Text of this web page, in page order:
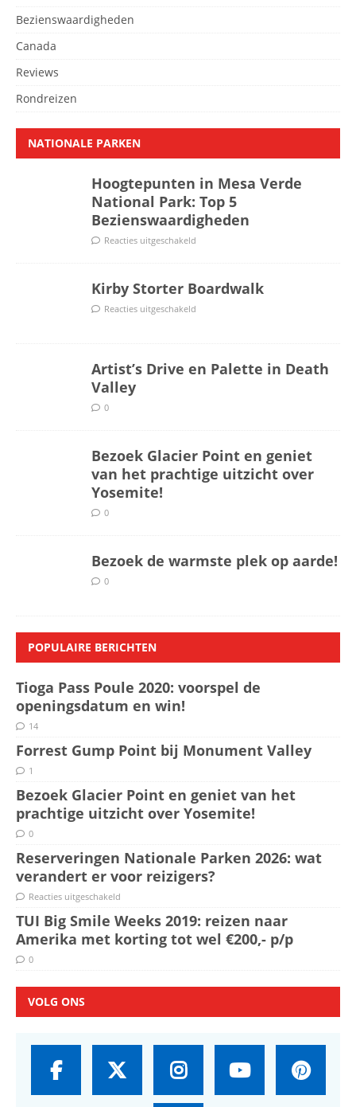
Bezienswaardigheden
Canada
Reviews
Rondreizen
NATIONALE PARKEN
Hoogtepunten in Mesa Verde
National Park: Top 5
Bezienswaardigheden
Reacties uitgeschakeld
Kirby Storter Boardwalk
Reacties uitgeschakeld
Artist’s Drive en Palette in Death
Valley
0
Bezoek Glacier Point en geniet
van het prachtige uitzicht over
Yosemite!
0
Bezoek de warmste plek op aarde!
0
POPULAIRE BERICHTEN
Tioga Pass Poule 2020: voorspel de
openingsdatum en win!
14
Forrest Gump Point bij Monument Valley
1
Bezoek Glacier Point en geniet van het
prachtige uitzicht over Yosemite!
0
Reserveringen Nationale Parken 2026: wat
verandert er voor reizigers?
Reacties uitgeschakeld
TUI Big Smile Weeks 2019: reizen naar
Amerika met korting tot wel €200,- p/p
0
VOLG ONS